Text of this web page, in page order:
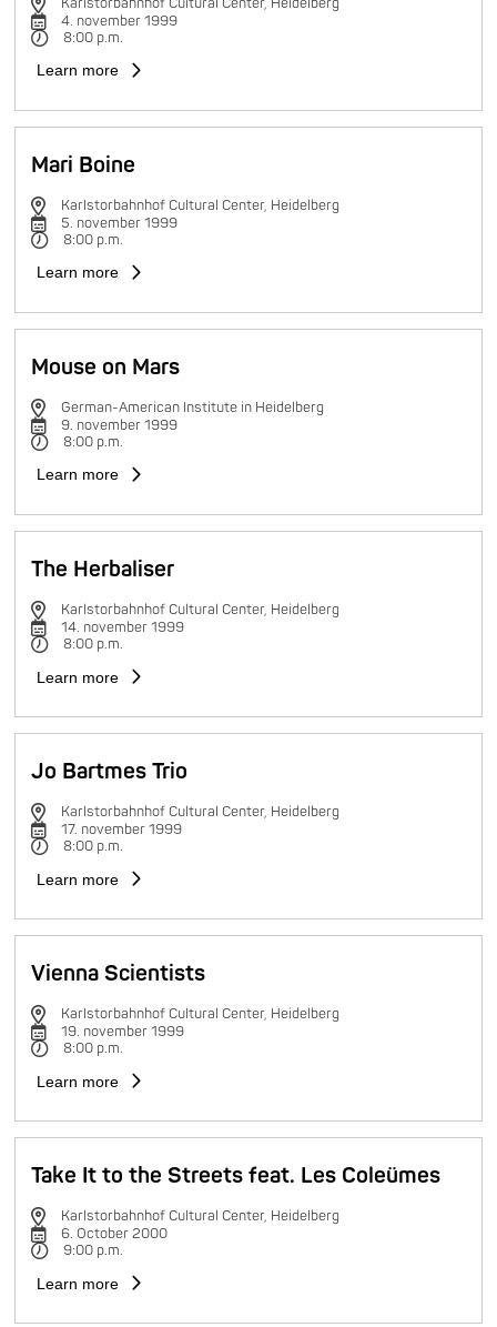
4. november 1999
8:00 p.m.
Learn more
Mari Boine
Karlstorbahnhof Cultural Center, Heidelberg
5. november 1999
8:00 p.m.
Learn more
Mouse on Mars
German-American Institute in Heidelberg
9. november 1999
8:00 p.m.
Learn more
The Herbaliser
Karlstorbahnhof Cultural Center, Heidelberg
14. november 1999
8:00 p.m.
Learn more
Jo Bartmes Trio
Karlstorbahnhof Cultural Center, Heidelberg
17. november 1999
8:00 p.m.
Learn more
Vienna Scientists
Karlstorbahnhof Cultural Center, Heidelberg
19. november 1999
8:00 p.m.
Learn more
Take It to the Streets feat. Les Coleümes
Karlstorbahnhof Cultural Center, Heidelberg
6. October 2000
9:00 p.m.
Learn more